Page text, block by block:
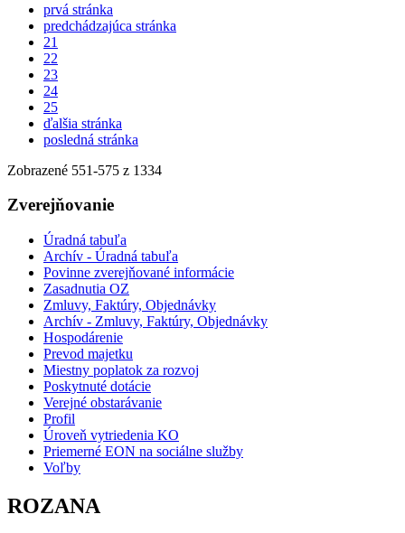
prvá stránka
predchádzajúca stránka
21
22
23
24
25
ďalšia stránka
posledná stránka
Zobrazené 551-575 z 1334
Zverejňovanie
Úradná tabuľa
Archív - Úradná tabuľa
Povinne zverejňované informácie
Zasadnutia OZ
Zmluvy, Faktúry, Objednávky
Archív - Zmluvy, Faktúry, Objednávky
Hospodárenie
Prevod majetku
Miestny poplatok za rozvoj
Poskytnuté dotácie
Verejné obstarávanie
Profil
Úroveň vytriedenia KO
Priemerné EON na sociálne služby
Voľby
ROZANA